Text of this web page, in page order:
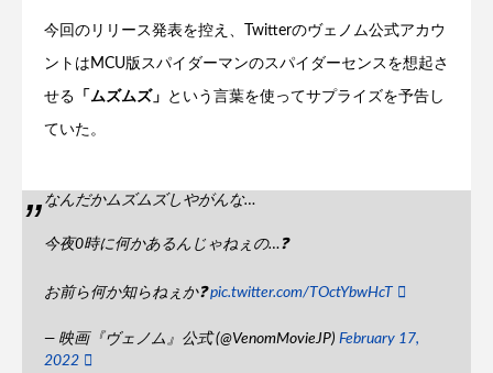
今回のリリース発表を控え、Twitterのヴェノム公式アカウ
ントはMCU版スパイダーマンのスパイダーセンスを想起さ
せる 「ムズムズ」 という言葉を使ってサプライズを予告し
ていた。
なんだかムズムズしやがんな…
今夜0時に何かあるんじゃねぇの…❓
お前ら何か知らねぇか❓pic.twitter.com/TOctYbwHcT
— 映画『ヴェノム』公式 (@VenomMovieJP) February 17,
2022